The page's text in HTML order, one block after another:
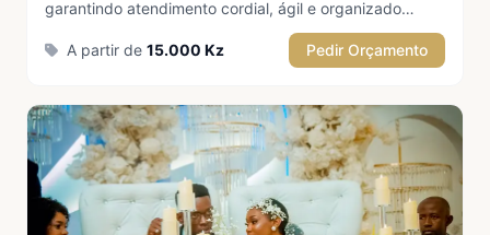
garantindo atendimento cordial, ágil e organizado
durante todo o evento. A nossa equipa está preparada
para proporcionar uma experiência de excelência,
assegurando o conforto e a satisfação dos convidados.
A partir de 15.000 Kz Pedir Orçamento